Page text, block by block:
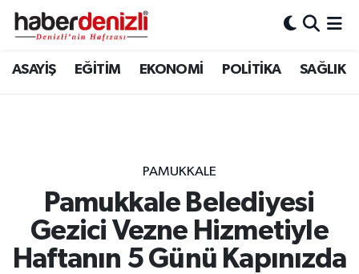
ASAYİŞ EĞİTİM EKONOMİ POLİTİKA SAĞLIK
PAMUKKALE
Pamukkale Belediyesi
Gezici Vezne Hizmetiyle
Haftanın 5 Günü Kapınızda
Denizli Nöbetçi Eczaneler
Tüm Manşetler
Son Dakika Haberleri